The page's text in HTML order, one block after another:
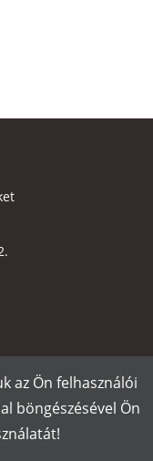
az Ön felhasználói
böngészésével Ön